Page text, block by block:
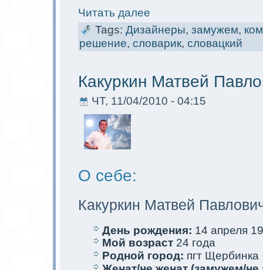
Читать далее
Tags: Дизайнеры, замужем,
решение, словарик, словацкий
Какуркин Матвей
ЧТ, 11/04/2010 - 04:15
О себе:
Какуркин Матвей
День рождения: 14 апреля
Мой возраст 24 года
Родной город: пгт Щербинкa